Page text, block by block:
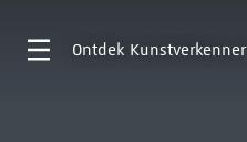
Ontdek Kunstverkenner